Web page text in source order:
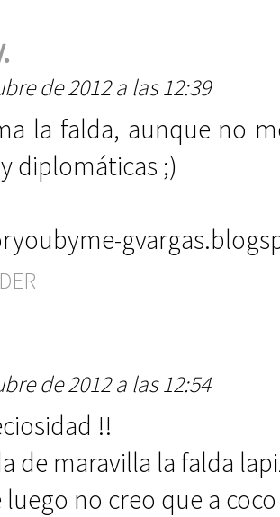
de 2012 a las 12:39
la falda, aunque no
diplomáticas ;)
de 2012 a las 12:54
!!
de maravilla la falda
luego no creo que a